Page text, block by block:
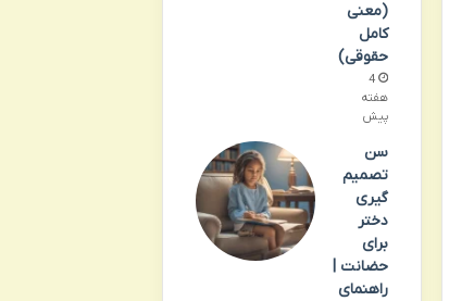
(معنی
کامل
حقوقی)
4
هفته
پیش
سن
تصمیم
گیری
دختر
برای
حضانت |
راهنمای